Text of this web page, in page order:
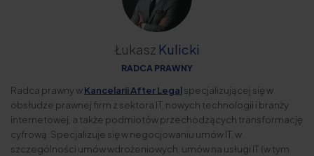
Łukasz Kulicki
RADCA PRAWNY
Radca prawny wKancelarii After Legalspecjalizującej się w
obsłudze prawnej firm z sektora IT, nowych technologii i branży
internetowej, a także podmiotów przechodzących transformację
cyfrową. Specjalizuje się w negocjowaniu umów IT, w
szczególności umów wdrożeniowych, umów na usługi IT (w tym